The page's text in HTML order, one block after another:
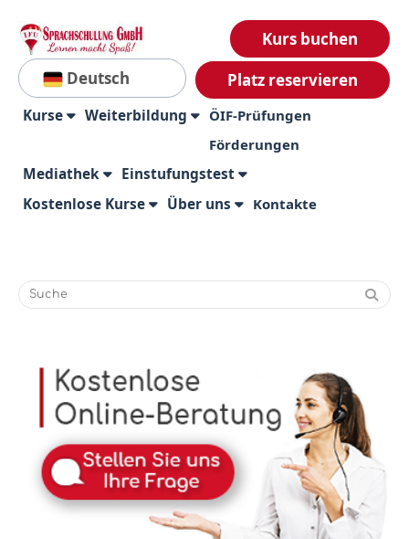
Deutsch
Kurs buchen
Platz reservieren
Kurse Weiterbildung
ÖIF-Prüfungen
Förderungen
Mediathek
Einstufungstest
Kostenlose Kurse
Über uns Kontakte